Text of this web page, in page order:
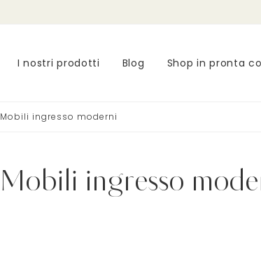
I nostri prodotti Blog Shop in pronta
Mobili ingresso moderni
Mobili ingresso